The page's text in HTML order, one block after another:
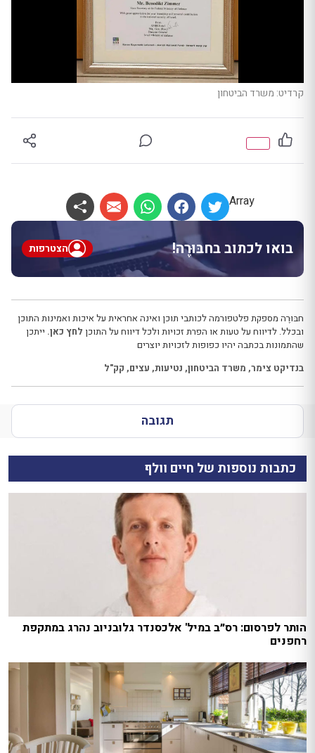
קרדיט: משרד הביטחון
Array
בואו לכתוב בחבּוּרֶה! הצטרפות
חבּוּרֶה מספקת פלטפורמה לכותבי תוכן ואינה אחראית על איכות ואמינות התוכן
ובכלל. לדיווח על טעות או הפרת זכויות ולכל דיווח על התוכן לחץ כאן. ייתכן
שהתמונות בכתבה יהיו כפופות לזכויות יוצרים
בנדיקט צימר, משרד הביטחון, נטיעות, עצים, קק"ל
תגובה
כתבות נוספות של חיים וולף
הותר לפרסום: רס״ב במיל' אלכסנדר גלובניוב נהרג במתקפת
רחפנים